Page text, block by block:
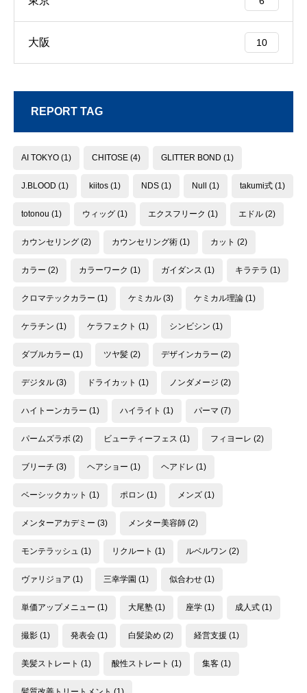
大阪 10
REPORT TAG
AI TOKYO (1) CHITOSE (4) GLITTER BOND (1)
J.BLOOD (1) kiitos (1) NDS (1) Null (1) takumi式 (1)
totonou (1) ウィッグ (1) エクスフリーク (1) エドル (2)
カウンセリング (2) カウンセリング術 (1) カット (2)
カラー (2) カラーワーク (1) ガイダンス (1) キラテラ (1)
クロマテックカラー (1) ケミカル (3) ケミカル理論 (1)
ケラチン (1) ケラフェクト (1) シンビシン (1)
ダブルカラー (1) ツヤ髪 (2) デザインカラー (2)
デジタル (3) ドライカット (1) ノンダメージ (2)
ハイトーンカラー (1) ハイライト (1) パーマ (7)
パームズラボ (2) ビューティーフェス (1) フィヨーレ (2)
ブリーチ (3) ヘアショー (1) ヘアドレ (1)
ベーシックカット (1) ポロン (1) メンズ (1)
メンターアカデミー (3) メンター美容師 (2)
モンテラッシュ (1) リクルート (1) ルベルワン (2)
ヴァリジョア (1) 三幸学園 (1) 似合わせ (1)
単価アップメニュー (1) 大尾塾 (1) 座学 (1) 成人式 (1)
撮影 (1) 発表会 (1) 白髪染め (2) 経営支援 (1)
美髪ストレート (1) 酸性ストレート (1) 集客 (1)